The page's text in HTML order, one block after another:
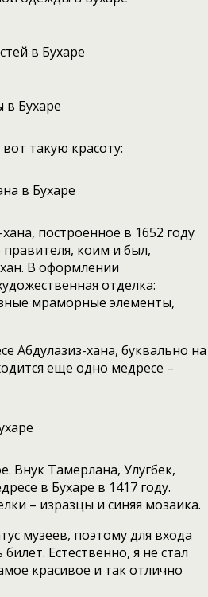
такую красоту:
построенное в 1652 году
коим и был,
В оформлении
отделка:
мраморные элементы,
Абдулазиз-хана, буквально на
еще одно медресе –
Внук Тамерлана, Улугбек,
в Бухаре в 1417 году.
– изразцы и синяя мозаика.
музеев, поэтому для входа
Естественно, я не стал
красивое и так отлично